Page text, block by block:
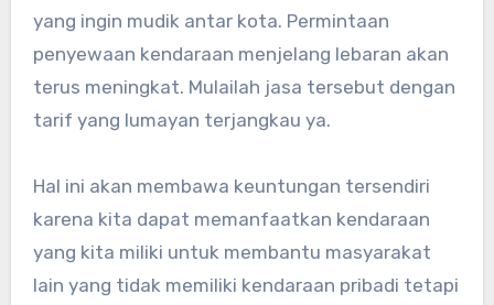
yang ingin mudik antar kota. Permintaan
penyewaan kendaraan menjelang lebaran akan
terus meningkat. Mulailah jasa tersebut dengan
tarif yang lumayan terjangkau ya.
Hal ini akan membawa keuntungan tersendiri
karena kita dapat memanfaatkan kendaraan
yang kita miliki untuk membantu masyarakat
lain yang tidak memiliki kendaraan pribadi tetapi